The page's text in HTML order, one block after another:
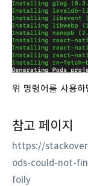
위 명령어를 사용
참고 페이지
https://
ods-could-not-
folly